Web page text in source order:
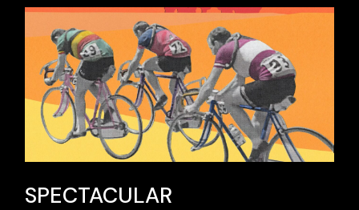
SPECTACULAR